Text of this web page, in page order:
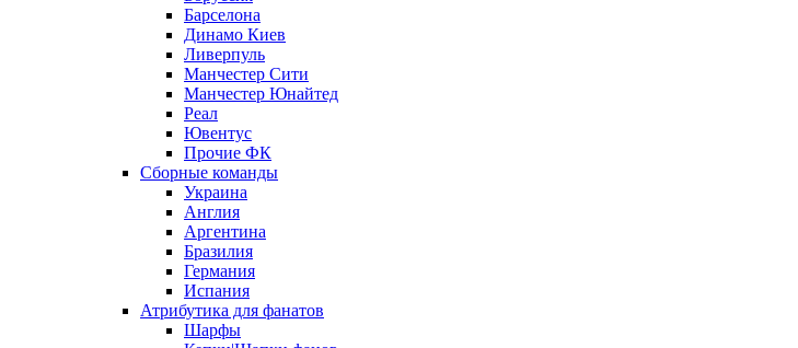
Барселона
Динамо Киев
Ливерпуль
Манчестер Сити
Манчестер Юнайтед
Реал
Ювентус
Прочие ФК
Сборные команды
Украина
Англия
Аргентина
Бразилия
Германия
Испания
Атрибутика для фанатов
Шарфы